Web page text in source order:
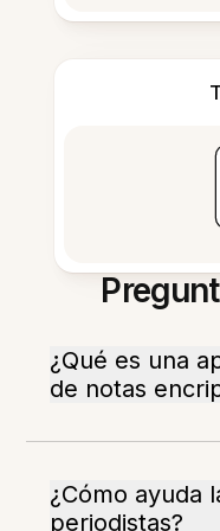
¿Qué es una
de notas
¿Cómo ayuda
periodistas?